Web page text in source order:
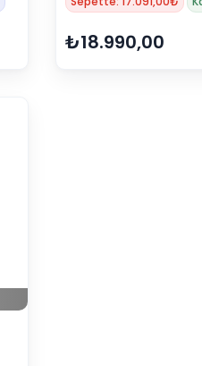
₺18.990,00